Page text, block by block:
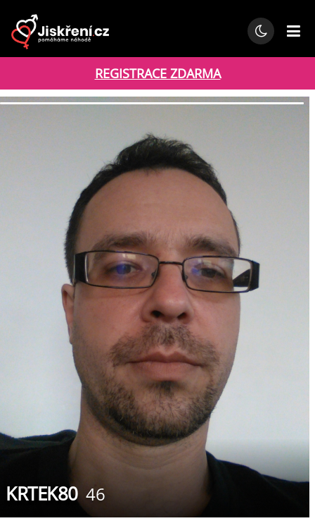
REGISTRACE ZDARMA
KRTEK80 46